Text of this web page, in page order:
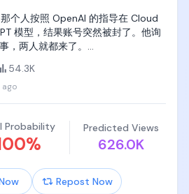
途，否则数据本质上就是一种商
缺高素质的研发和数学人才，盲目
易再引发一轮贸易战和反制，而且
会把推广需求统一交给不同的中介
，再根据品牌预算、账号类型和内
的博主。
家经常会听到一个词，叫做「返
介从博主的订单报价里收取一定比
个人按照 OpenAI 的指导在 Cloud
模型，结果账号突然被封了。他询
，两人就都来了。
Tibo去 Anthropic，Table 说不去
Codex 的限制。
Anthropic，说他们不开放。
都是周末重置，但周末的这种重置
有什么意义。所以 Tibo 就说，周一
54.3K
ago
Probability
%
Predicted Views
626.0K
Repost Now